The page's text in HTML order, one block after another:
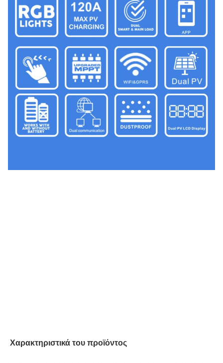
Χαρακτηριστικά του προϊόντος